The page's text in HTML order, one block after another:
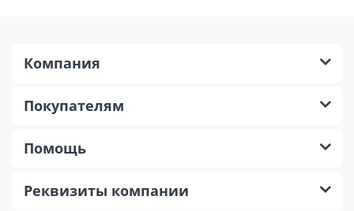
Компания
Покупателям
Помощь
Реквизиты компании